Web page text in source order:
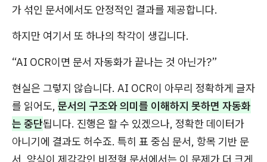
가 섞인 문서에서도 안정적인 결과를 제공합니다.
하지만 여기서 또 하나의 착각이 생깁니다.
“AI OCR이면 문서 자동화가 끝나는 것 아닌가?”
현실은 그렇지 않습니다. AI OCR이 아무리 정확하게 글자
를 읽어도, 문서의 구조와 의미를 이해하지 못하면 자동화
는 중단됩니다. 진행은 할 수 있겠으나, 정확한 데이터가
아니기에 결과도 허수죠. 특히 표 중심 문서, 항목 기반 문